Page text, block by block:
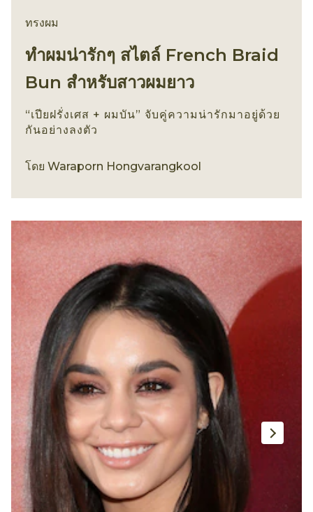
ทรงผม
ทำผมน่ารักๆ สไตล์ French Braid
Bun สำหรับสาวผมยาว
“เปียฝรั่งเศส + ผมบัน” จับคู่ความน่ารักมาอยู่ด้วย
กันอย่างลงตัว
โดย Waraporn Hongvarangkool